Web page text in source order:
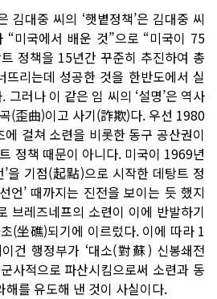
김대중 씨의 ‘햇볕정책’은 김대중 씨
“미국에서 배운 것”으로 “미국이 75
정책을 15년간 꾸준히 추진하여 총
리는데 성공한 것을 한반도에서 실
그러나 이 같은 임 씨의 ‘설명’은 역사
(歪曲)이고 사기(詐欺)다. 우선 1980
걸쳐 소련을 비롯한 동구 공산권이
정책 때문이 아니다. 미국이 1969년
’을 기점(起點)으로 시작한 데탕트 정
언’ 때까지는 진전을 보이는 듯 했지
브레즈네프의 소련이 이에 반발하기
(坐礁)되기에 이르렀다. 이에 따라 1
건 행정부가 ‘대소(對蘇) 신봉쇄전
사적으로 파산시킴으로써 소련과 동
를 유도해 낸 것이 사실이다.